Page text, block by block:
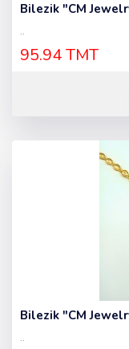
Bilezik "CM
..
95.94 TMT
Bilezik "CM
..